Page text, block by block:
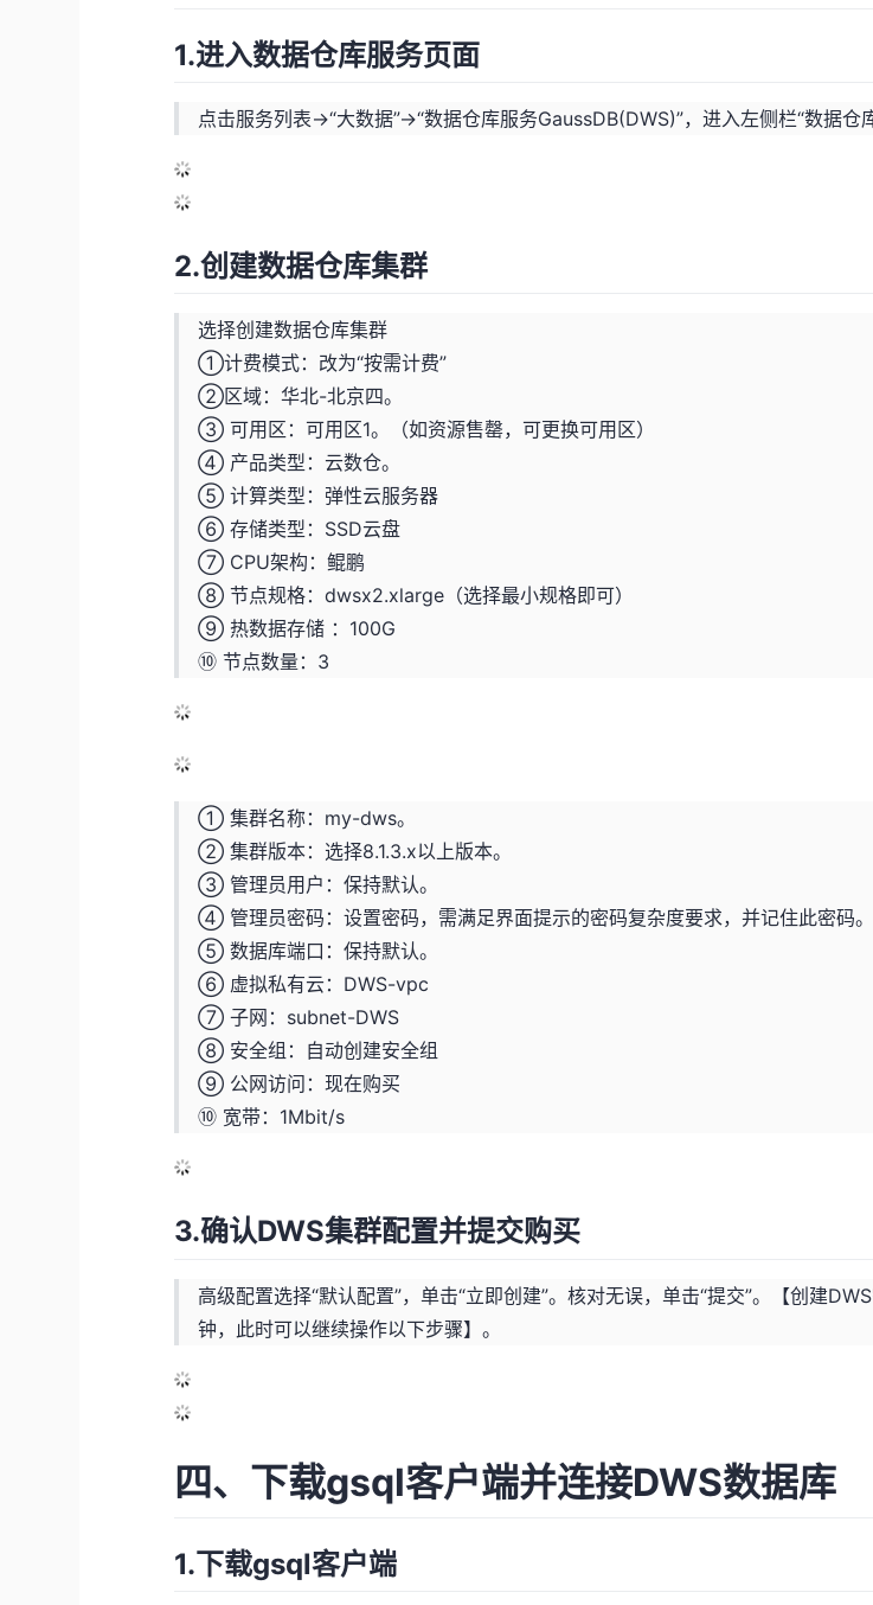
1.进入数据仓库服务页面
点击服务列表->“大数据”->“数据仓库服务GaussDB(DWS)”，进入左侧栏“数据仓
2.创建数据仓库集群
选择创建数据仓库集群
①计费模式：改为“按需计费”
②区域：华北-北京四。
③ 可用区：可用区1。（如资源售罄，可更换可用区）
④ 产品类型：云数仓。
⑤ 计算类型：弹性云服务器
⑥ 存储类型：SSD云盘
⑦ CPU架构：鲲鹏
⑧ 节点规格：dwsx2.xlarge（选择最小规格即可）
⑨ 热数据存储 ：100G
⑩ 节点数量：3
① 集群名称：my-dws。
② 集群版本：选择8.1.3.x以上版本。
③ 管理员用户：保持默认。
④ 管理员密码：设置密码，需满足界面提示的密码复杂度要求，并记住此密码。
⑤ 数据库端口：保持默认。
⑥ 虚拟私有云：DWS-vpc
⑦ 子网：subnet-DWS
⑧ 安全组：自动创建安全组
⑨ 公网访问：现在购买
⑩ 宽带：1Mbit/s
3.确认DWS集群配置并提交购买
高级配置选择“默认配置”，单击“立即创建”。核对无误，单击“提交”。【创建
钟，此时可以继续操作以下步骤】。
四、下载gsql客户端并连接DWS数据库
1.下载gsql客户端